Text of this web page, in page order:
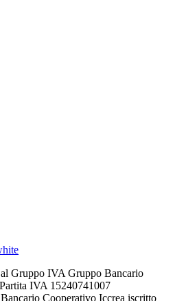
al Gruppo IVA Gruppo Bancario
IVA 15240741007
Cooperativo Iccrea iscritto